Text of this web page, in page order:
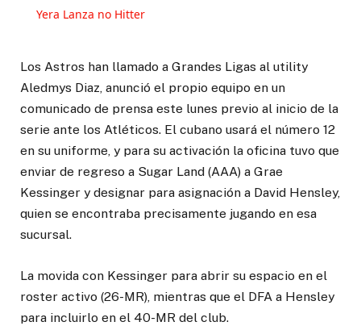
Yera Lanza no Hitter
Los Astros han llamado a Grandes Ligas al utility
Aledmys Diaz, anunció el propio equipo en un
comunicado de prensa este lunes previo al inicio de la
serie ante los Atléticos. El cubano usará el número 12
en su uniforme, y para su activación la oficina tuvo que
enviar de regreso a Sugar Land (AAA) a Grae
Kessinger y designar para asignación a David Hensley,
quien se encontraba precisamente jugando en esa
sucursal.
La movida con Kessinger para abrir su espacio en el
roster activo (26-MR), mientras que el DFA a Hensley
para incluirlo en el 40-MR del club.